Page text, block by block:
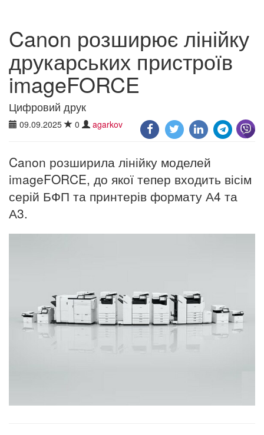
Canon розширює лінійку
друкарських пристроїв
imageFORCE
Цифровий друк
09.09.2025 0 agarkov
Canon розширила лінійку моделей
imageFORCE, до якої тепер входить вісім
серій БФП та принтерів формату А4 та
А3.